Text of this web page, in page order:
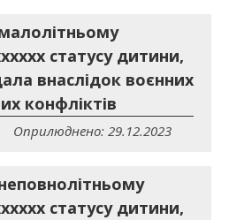
статусу дитини,
внаслідок воєнних
конфліктів
Оприлюднено: 29.12.2023
статусу дитини,